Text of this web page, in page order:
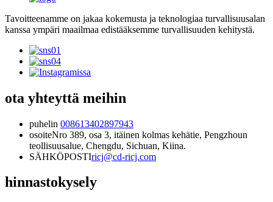
Tavoitteenamme on jakaa kokemusta ja teknologiaa turvallisuusalan
kanssa ympäri maailmaa edistääksemme turvallisuuden kehitystä.
ota yhteyttä meihin
puhelin 008613402897943
osoiteNro 389, osa 3, itäinen kolmas kehätie, Pengzhoun
teollisuusalue, Chengdu, Sichuan, Kiina.
SÄHKÖPOSTIricj@cd-ricj.com
hinnastokysely